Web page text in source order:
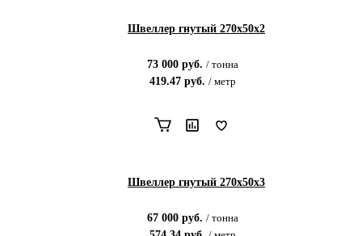
Швеллер гнутый 270х50х2
73 000руб. / тонна
419.47руб. / метр
Швеллер гнутый 270х50х3
67 000руб. / тонна